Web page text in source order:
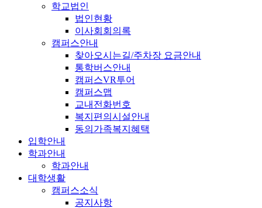
학교법인
법인현황
이사회회의록
캠퍼스안내
찾아오시는길/주차장 요금안내
통학버스안내
캠퍼스VR투어
캠퍼스맵
교내전화번호
복지편의시설안내
동의가족복지혜택
입학안내
학과안내
학과안내
대학생활
캠퍼스소식
공지사항